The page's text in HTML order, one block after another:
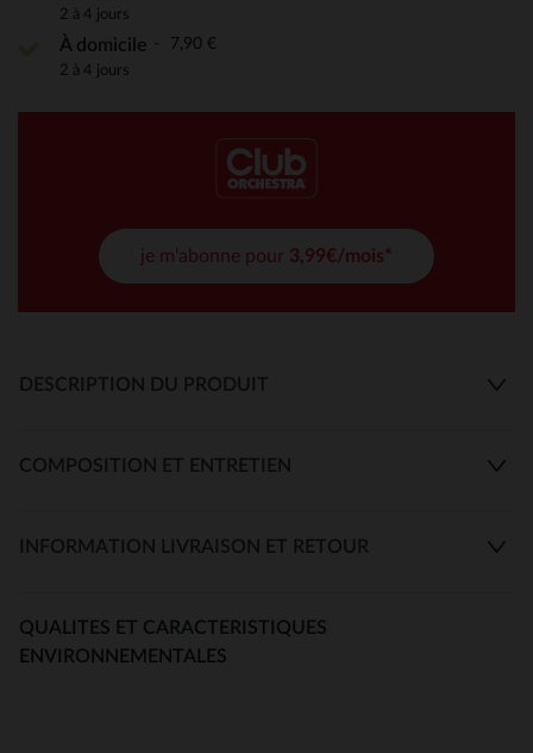
2 à 4 jours
À domicile 7,90 €
2 à 4 jours
je m'abonne pour 3,99€/mois*
DESCRIPTION DU PRODUIT
COMPOSITION ET ENTRETIEN
INFORMATION LIVRAISON ET RETOUR
QUALITES ET CARACTERISTIQUES
ENVIRONNEMENTALES